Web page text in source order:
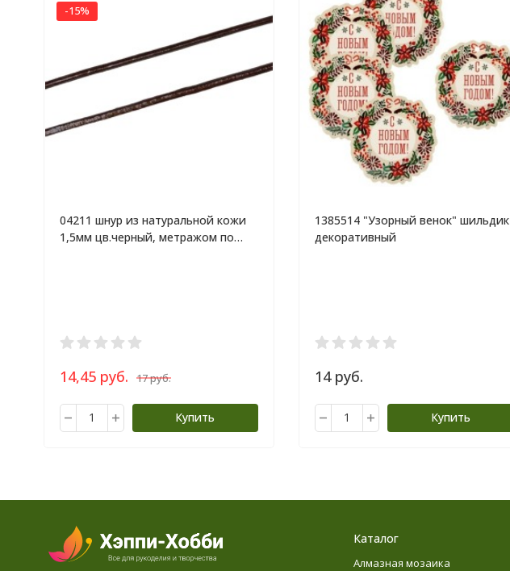
-15%
04211 шнур из натуральной кожи
1,5мм цв.черный, метражом по
14,45 руб. 17 руб.
Купить
1385514 "Узорный венок" шильдик
декоративный
14 руб.
Купить
Каталог
Алмазная мозаика